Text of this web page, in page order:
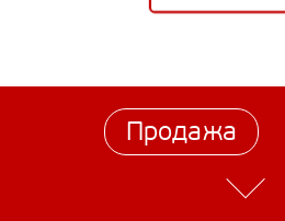
Продажа